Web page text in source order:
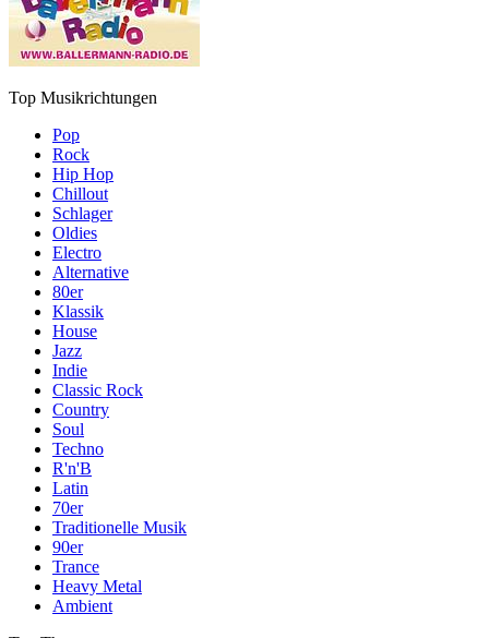
Top Musikrichtungen
Pop
Rock
Hip Hop
Chillout
Schlager
Oldies
Electro
Alternative
80er
Klassik
House
Jazz
Indie
Classic Rock
Country
Soul
Techno
R'n'B
Latin
70er
Traditionelle Musik
90er
Trance
Heavy Metal
Ambient